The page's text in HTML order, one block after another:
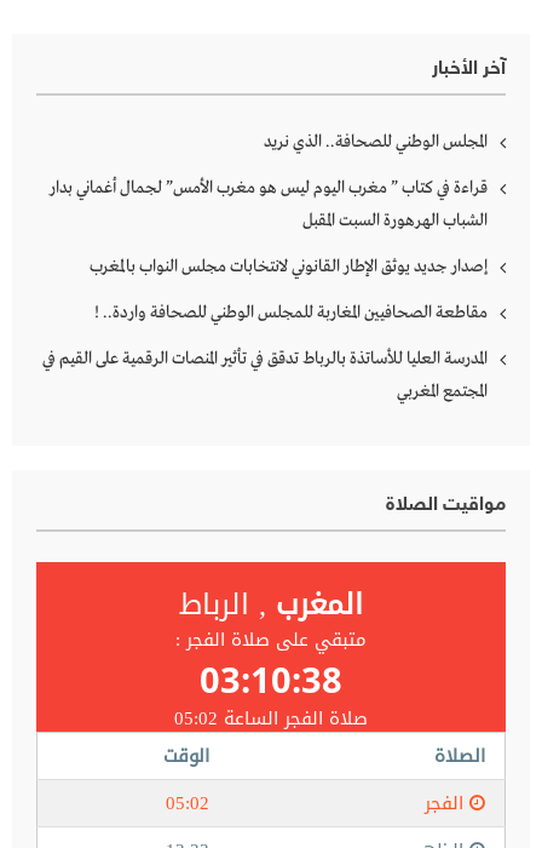
آخر الأخبار
المجلس الوطني للصحافة.. الذي نريد
قراءة في كتاب ” مغرب اليوم ليس هو مغرب الأمس” لجمال أغماني بدار
الشباب الهرهورة السبت المقبل
إصدار جديد يوثق الإطار القانوني لانتخابات مجلس النواب بالمغرب
مقاطعة الصحافيين المغاربة للمجلس الوطني للصحافة واردة.. !
المدرسة العليا للأساتذة بالرباط تدقق في تأثير المنصات الرقمية على القيم في
المجتمع المغربي
مواقيت الصلاة